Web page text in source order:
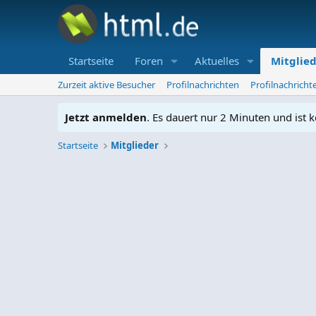
Startseite Foren Aktuelles
Zurzeit aktive Besucher Profilnachrichten
Jetzt anmelden. Es dauert nur 2 Minuten und ist
Startseite Mitglieder